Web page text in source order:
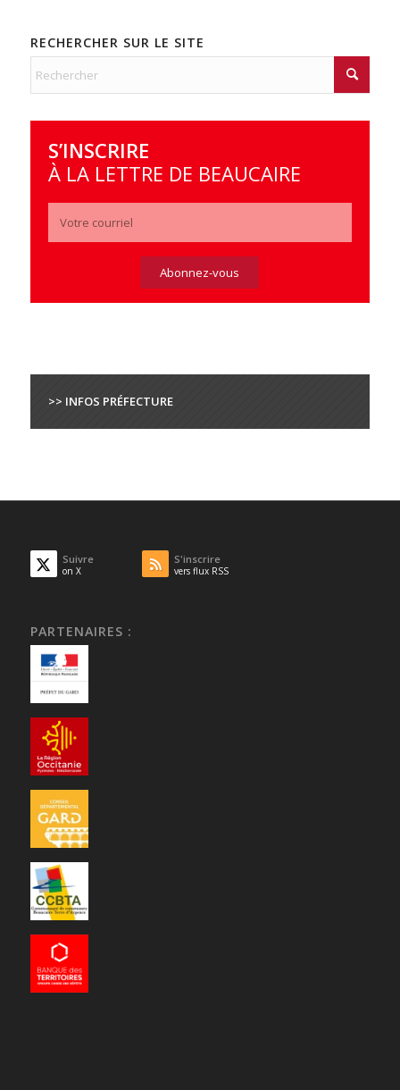
RECHERCHER SUR LE SITE
S’INSCRIRE
À LA LETTRE DE BEAUCAIRE
>> INFOS PRÉFECTURE
Suivre
on X
S'inscrire
vers flux RSS
PARTENAIRES :